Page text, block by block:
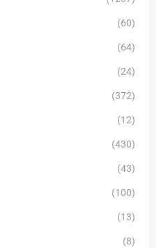
(60)
(64)
(24)
(372)
(12)
(430)
(43)
(100)
(13)
(8)